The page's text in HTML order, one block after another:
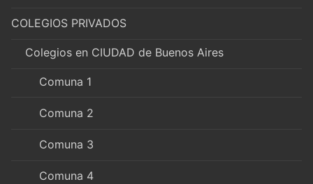
COLEGIOS PRIVADOS
Colegios en CIUDAD de Buenos Aires
Comuna 1
Comuna 2
Comuna 3
Comuna 4